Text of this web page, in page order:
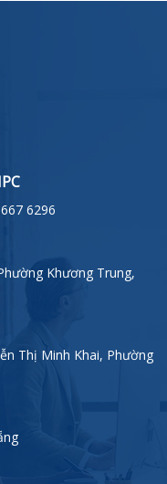
6296
Khương Trung,
Thị Minh Khai, Phường